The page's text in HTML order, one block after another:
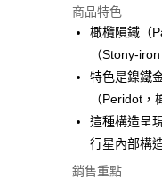
LINE Pay
Apple Pay
街口支付
悠遊付
商品特色
橄欖隕鐵（
（Stony-
特色是鎳鐵
（Peridot，
這種構造呈
行星內部構
銷售重點